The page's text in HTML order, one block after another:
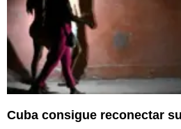
Cuba consigue reconectar